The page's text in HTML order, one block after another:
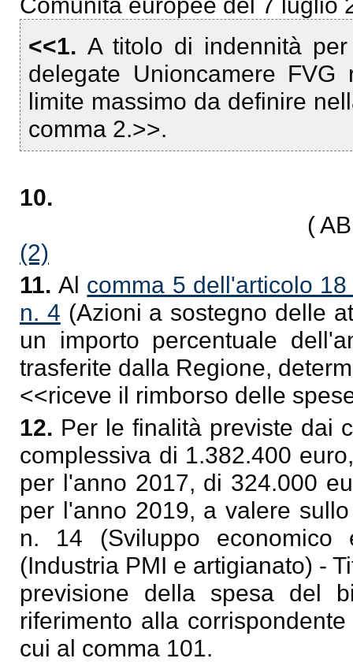
<<1. A titolo di indennità
delegate Unioncamere
limite massimo da definire
comma 2.>>.
10.
(
(2)
11.Al comma 5 dell'articolo
n. 4 (Azioni a sostegno delle
un importo percentuale
trasferite dalla Regione,
<<riceve il rimborso delle
12. Per le finalità previste dai
complessiva di 1.382.400
per l'anno 2017, di 324.000
per l'anno 2019, a valere
n. 14 (Sviluppo
(Industria PMI e artigianato) -
previsione della spesa del
riferimento alla
cui al comma 101.